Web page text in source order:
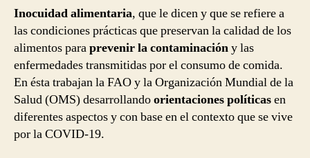
Inocuidad alimentaria, que le dicen y que se refiere a
las condiciones prácticas que preservan la calidad de los
alimentos paraprevenir la contaminacióny las
enfermedades transmitidas por el consumo de comida.
En ésta trabajan la FAO y la Organización Mundial de la
Salud (OMS) desarrollandoorientaciones políticasen
diferentes aspectos y con base en el contexto que se vive
por la COVID-19.